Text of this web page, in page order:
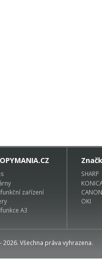
zařízení
A3
SHARP
CANON
OKI
2026. Všechna práva vyhrazena.